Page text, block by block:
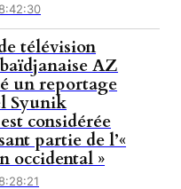
télévision
AZ
un reportage
Syunik
considérée
partie de l’«
occidental »